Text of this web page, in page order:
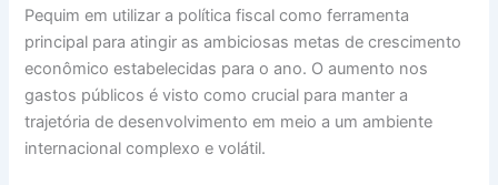
Pequim em utilizar a política fiscal como ferramenta
principal para atingir as ambiciosas metas de crescimento
econômico estabelecidas para o ano. O aumento nos
gastos públicos é visto como crucial para manter a
trajetória de desenvolvimento em meio a um ambiente
internacional complexo e volátil.